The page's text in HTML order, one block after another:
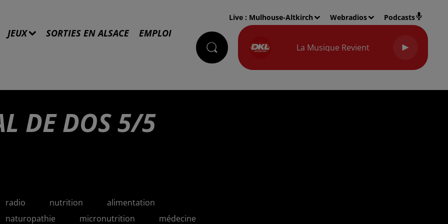
JEUX SORTIES EN ALSACE EMPLOI
Live : Mulhouse-Altkirch Webradios Podcasts
La Musique Revient
DE DOS 5/5
radio nutrition
alimentation
naturopathie
micronutrition
médecine